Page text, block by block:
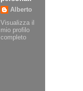
Alberto
Visualizza il
mio profilo
completo